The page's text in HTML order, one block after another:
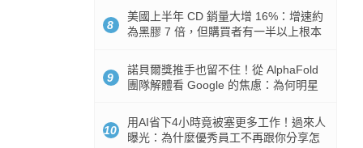
8
美國上半年 CD 銷量大增 16%：增速約
為黑膠 7 倍，但購買者有一半以上根本
9
諾貝爾獎推手也留不住！從 AlphaFold
團隊解體看 Google 的焦慮：為何明星
10
用AI省下4小時竟被塞更多工作！過來人
曝光：為什麼優秀員工不再跟你分享怎